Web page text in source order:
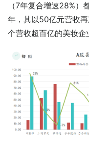
（7年复合增速28%
年，其以50亿元营收
个营收超百亿的美妆企